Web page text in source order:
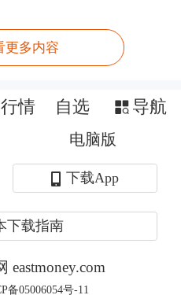
的股份，其背
创投基金爱施德智
股份； 中新集团
有云深处1.82%股
更多内容
行情 自选 导航
电脑版
下载App
下载指南
eastmoney.com
备05006054号-11